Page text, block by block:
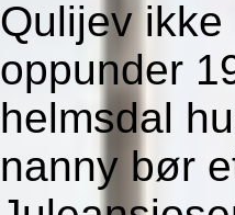
Qulijev
oppunder
helmsdal
nanny bør